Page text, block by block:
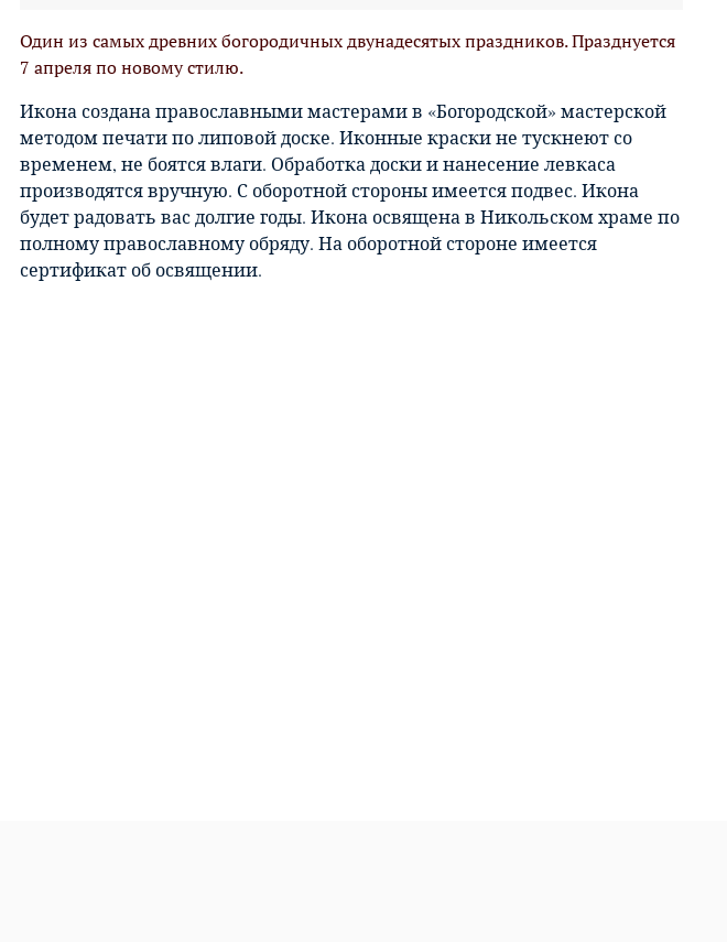
Один из самых древних богородичных двунадесятых праздников. Празднуется
7 апреля по новому стилю.
Икона создана православными мастерами в «Богородской» мастерской
методом печати по липовой доске. Иконные краски не тускнеют со
временем, не боятся влаги. Обработка доски и нанесение левкаса
производятся вручную. С оборотной стороны имеется подвес. Икона
будет радовать вас долгие годы. Икона освящена в Никольском храме по
полному православному обряду. На оборотной стороне имеется
сертификат об освящении.